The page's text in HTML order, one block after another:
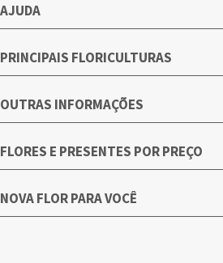
AJUDA
PRINCIPAIS FLORICULTURAS
OUTRAS INFORMAÇÕES
FLORES E PRESENTES POR PREÇO
NOVA FLOR PARA VOCÊ